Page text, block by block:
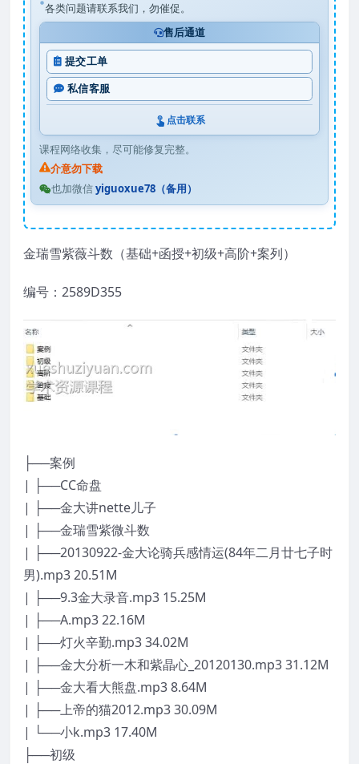
各类问题请联系我们，勿催促。
售后通道
提交工单
私信客服
点击联系
课程网络收集，尽可能修复完整。
介意勿下载
也加微信yiguoxue78（备用）
金瑞雪紫薇斗数（基础+函授+初级+高阶+案列）
编号：2589D355
├──案例
| ├──CC命盘
| ├──金大讲nette儿子
| ├──金瑞雪紫微斗数
| ├──20130922-金大论骑兵感情运(84年二月廿七子时
男).mp3 20.51M
| ├──9.3金大录音.mp3 15.25M
| ├──A.mp3 22.16M
| ├──灯火辛勤.mp3 34.02M
| ├──金大分析一木和紫晶心_20120130.mp3 31.12M
| ├──金大看大熊盘.mp3 8.64M
| ├──上帝的猫2012.mp3 30.09M
| └──小k.mp3 17.40M
├──初级